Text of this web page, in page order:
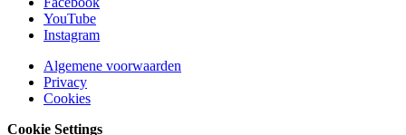
YouTube
Instagram
Algemene voorwaarden
Privacy
Cookies
Cookie Settings